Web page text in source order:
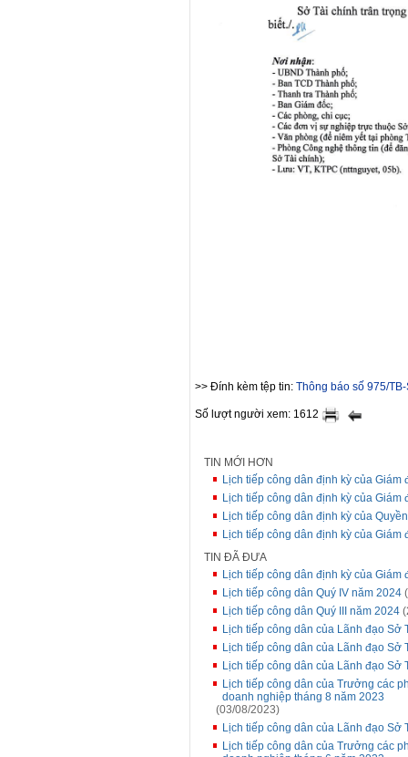
>> Đính kèm tệp tin: Thông báo số 975/
Số lượt người xem: 1612
TIN MỚI HƠN
Lịch tiếp công dân định kỳ của Giám
Lịch tiếp công dân định kỳ của Giám
Lịch tiếp công dân định kỳ của
Lịch tiếp công dân định kỳ của
TIN ĐÃ ĐƯA
Lịch tiếp công dân định kỳ của Giám
Lịch tiếp công dân Quý IV năm 2024
Lịch tiếp công dân Quý III năm 2024
Lịch tiếp công dân của Lãnh đạo Sở
Lịch tiếp công dân của Lãnh đạo Sở
Lịch tiếp công dân của Lãnh đạo Sở
Lịch tiếp công dân của Trưởng các
doanh nghiệp tháng 8 năm 2023
(03/08/2023)
Lịch tiếp công dân của Lãnh đạo Sở
Lịch tiếp công dân của Trưởng các